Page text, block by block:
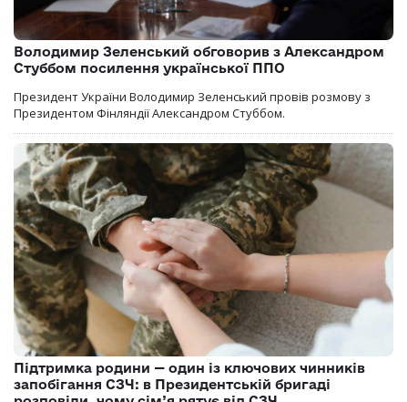
Володимир Зеленський обговорив з Александром
Стуббом посилення української ППО
Президент України Володимир Зеленський провів розмову з
Президентом Фінляндії Александром Стуббом.
Підтримка родини — один із ключових чинників
запобігання СЗЧ: в Президентській бригаді